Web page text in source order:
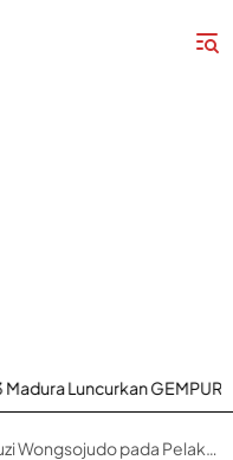
GEMPUR
Kepedulian Fauzi Wongsojudo pada Pelaku UMKM Sumenep Terus Ditunjukkan Kendati Kini Sedang Cuti